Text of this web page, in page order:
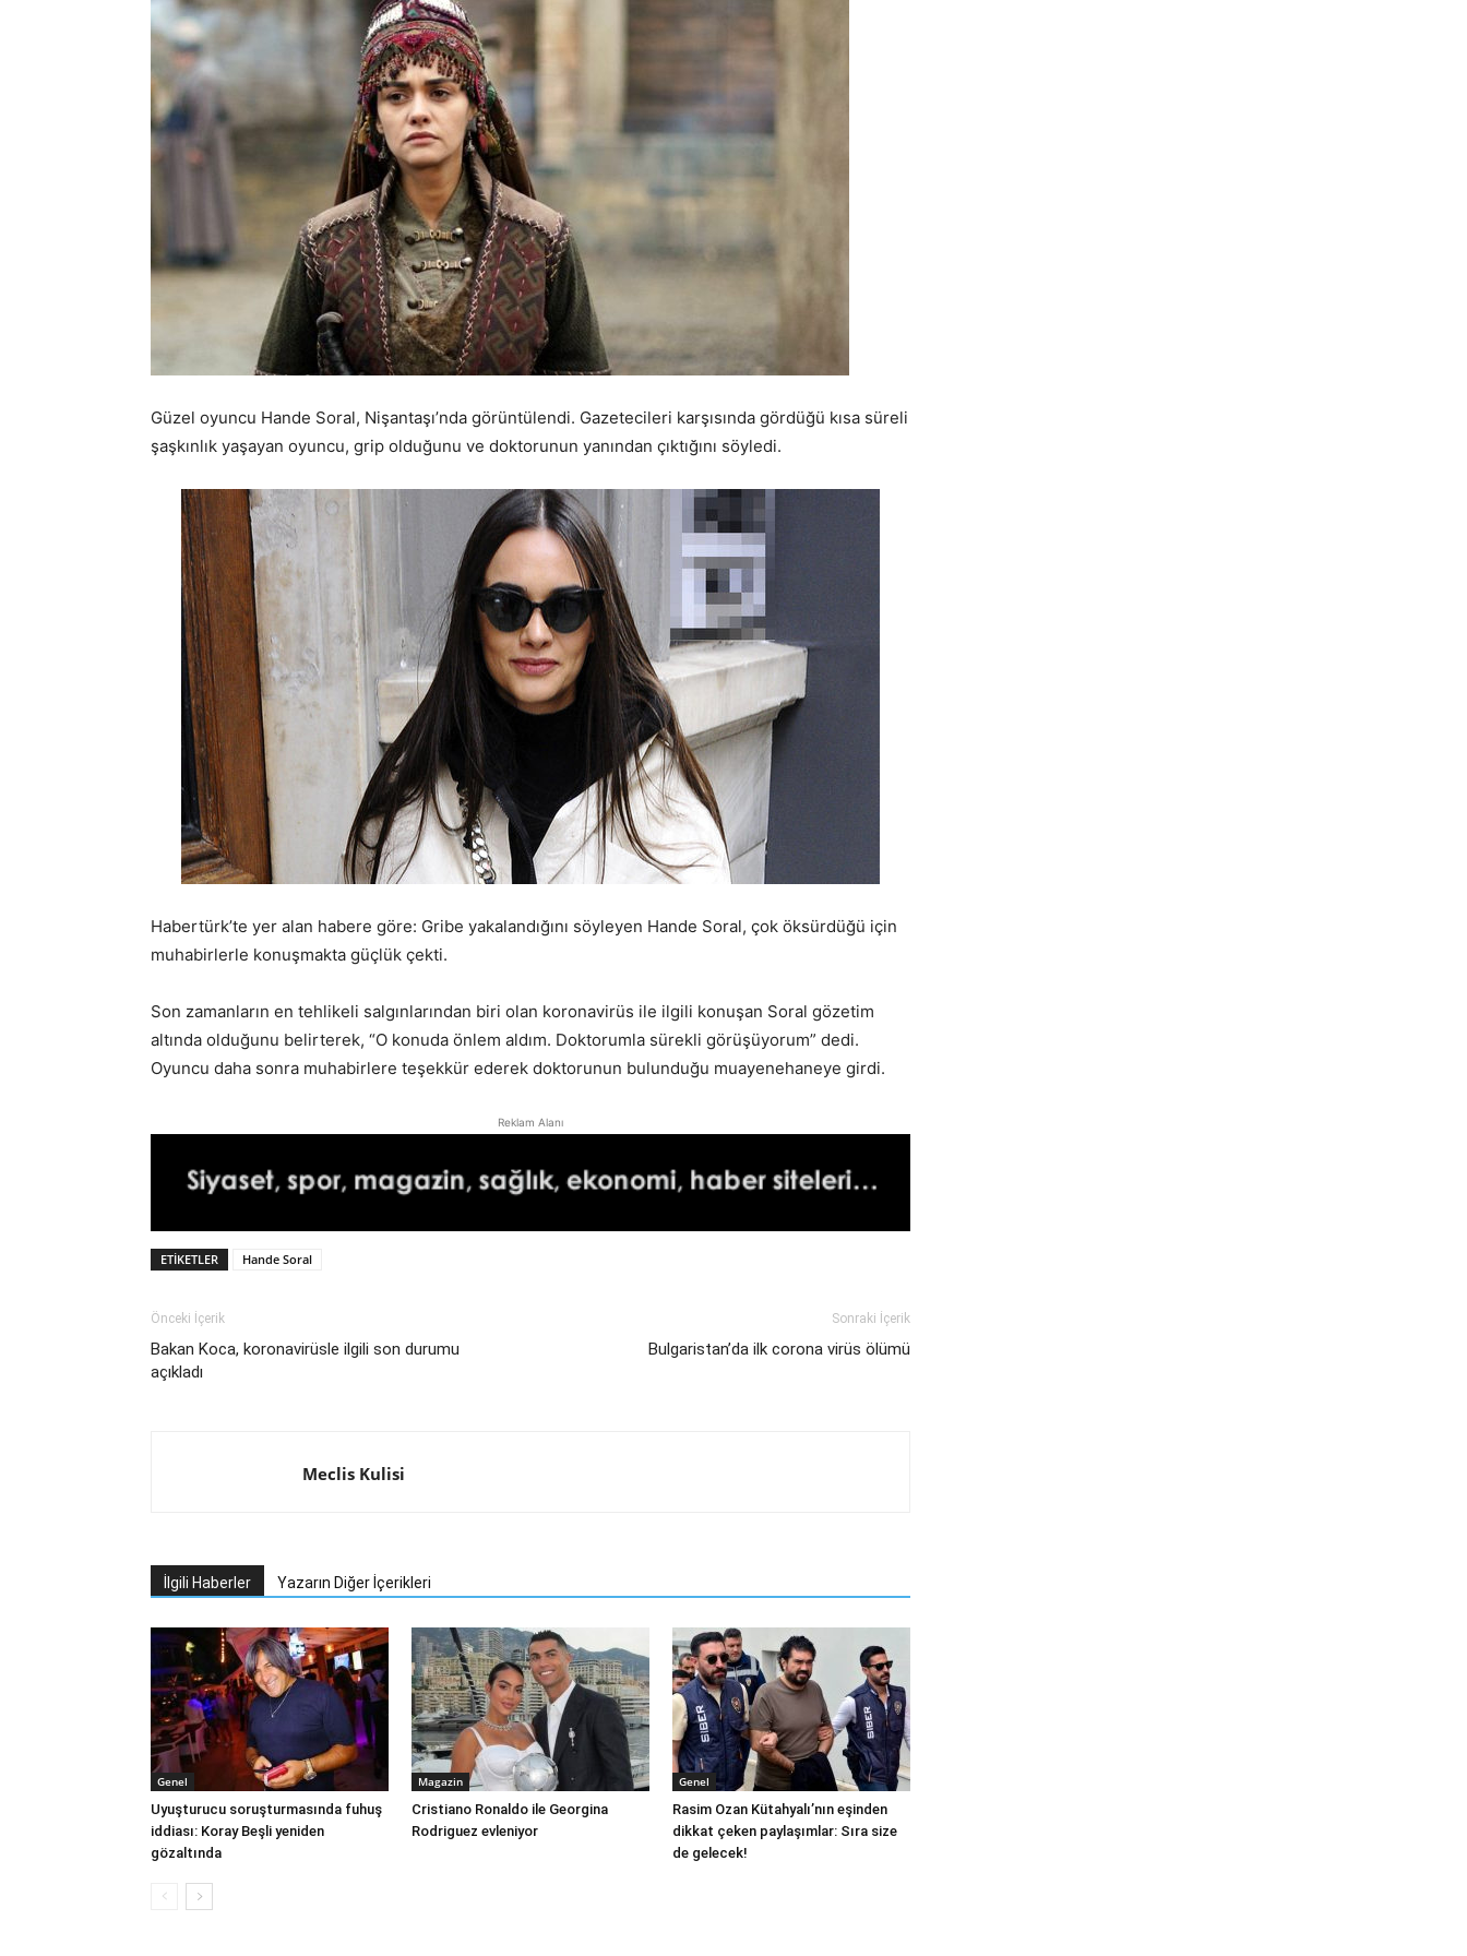
Güzel oyuncu Hande Soral, Nişantaşı’nda görüntülendi. Gazetecileri karşısında gördüğü kısa süreli
şaşkınlık yaşayan oyuncu, grip olduğunu ve doktorunun yanından çıktığını söyledi.
Habertürk’te yer alan habere göre: Gribe yakalandığını söyleyen Hande Soral, çok öksürdüğü için
muhabirlerle konuşmakta güçlük çekti.
Son zamanların en tehlikeli salgınlarından biri olan koronavirüs ile ilgili konuşan Soral gözetim
altında olduğunu belirterek, “O konuda önlem aldım. Doktorumla sürekli görüşüyorum” dedi.
Oyuncu daha sonra muhabirlere teşekkür ederek doktorunun bulunduğu muayenehaneye girdi.
Reklam Alanı
ETIKETLER Hande Soral
Önceki İçerik
Bakan Koca, koronavirüsle ilgili son durumu
açıkladı
Sonraki İçerik
Bulgaristan’da ilk corona virüs ölümü
Meclis Kulisi
İlgili Haberler Yazarın Diğer İçerikleri
Genel
Uyuşturucu soruşturmasında fuhuş
iddiası: Koray Beşli yeniden
gözaltında
Magazin
Cristiano Ronaldo ile Georgina
Rodriguez evleniyor
Genel
Rasim Ozan Kütahyalı’nın eşinden
dikkat çeken paylaşımlar: Sıra size
de gelecek!